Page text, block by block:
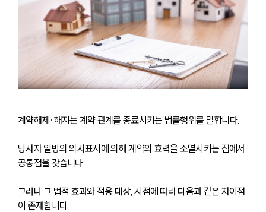
계약해제·해지는 계약 관계를 종료시키는 법률행위를 말합니다.
당사자 일방의 의사표시에 의해 계약의 효력을 소멸시키는 점에서
공통점을 갖습니다.
그러나 그 법적 효과와 적용 대상, 시점에 따라 다음과 같은 차이점
이 존재합니다.